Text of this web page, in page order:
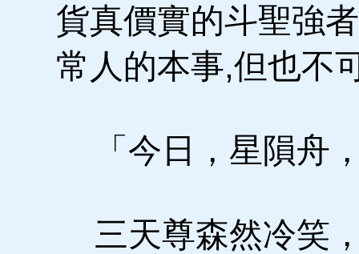
貨真價實的斗聖強
常人的本事,但也不
「今日，星隕舟
三天尊森然冷笑